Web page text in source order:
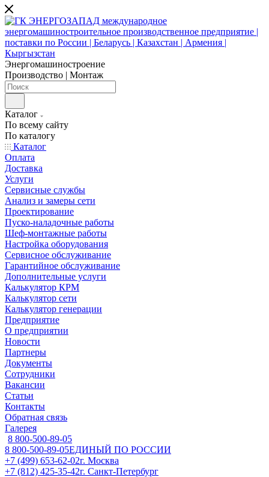
Энергомашиностроение
Производство | Монтаж
Каталог
По всему сайту
По каталогу
Каталог
Оплата
Доставка
Услуги
Сервисные службы
Анализ и замеры сети
Проектирование
Пуско-наладочные работы
Шеф-монтажные работы
Настройка оборудования
Сервисное обслуживание
Гарантийное обслуживание
Дополнительные услуги
Калькулятор КРМ
Калькулятор сети
Калькулятор генерации
Предприятие
О предприятии
Новости
Партнеры
Документы
Сотрудники
Вакансии
Статьи
Контакты
Обратная связь
Галерея
8 800-500-89-05
8 800-500-89-05ЕДИНЫЙ ПО РОССИИ
+7 (499) 653-62-02г. Москва
+7 (812) 425-35-42г. Санкт-Петербург